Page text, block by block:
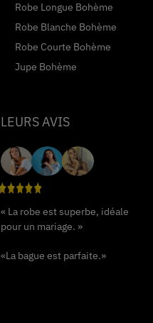
Robe Longue Bohème
Robe Blanche Bohème
Robe Courte Bohème
Jupe Bohème
LEURS AVIS
« La robe est superbe, idéale
pour un mariage. »
«La bague est parfaite.»